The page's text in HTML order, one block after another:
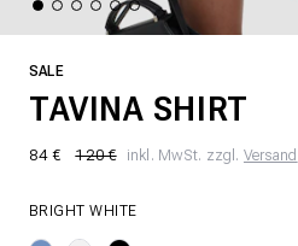
SALE
TAVINA SHIRT
84 € 120 € inkl. MwSt. zzgl. Versand
BRIGHT WHITE